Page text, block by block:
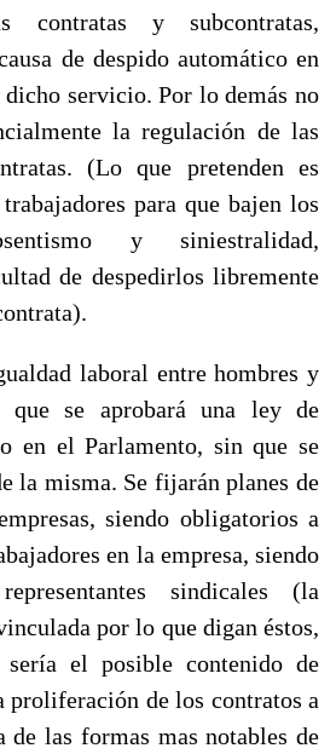
contratas y subcontratas,
de despido automático en
servicio. Por lo demás no
la regulación de las
(Lo que pretenden es
para que bajen los
y siniestralidad,
de despedirlos libremente
laboral entre hombres y
que se aprobará una ley de
en el Parlamento, sin que se
la misma. Se fijarán planes de
siendo obligatorios a
en la empresa, siendo
sindicales (la
por lo que digan éstos,
el posible contenido de
proliferación de los contratos a
de las formas mas notables de